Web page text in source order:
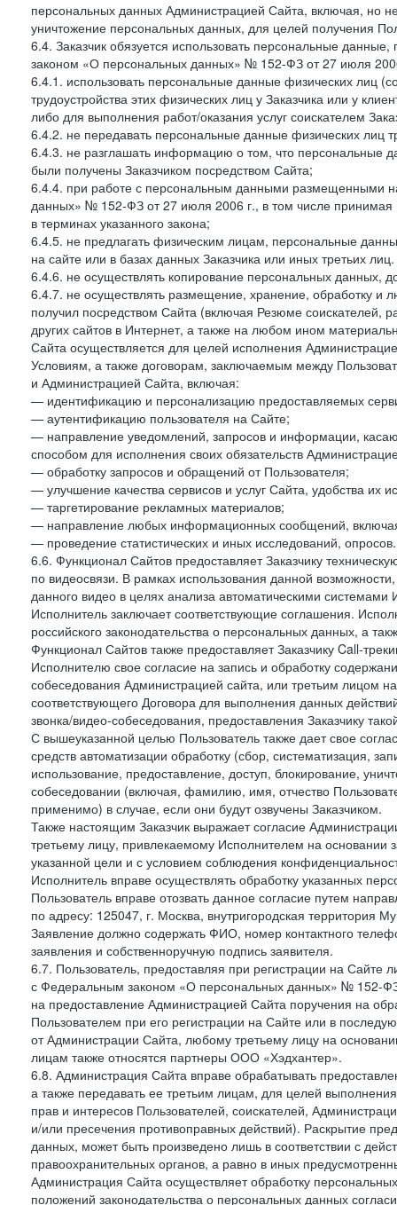
персональных данных Администрацией Сайта, включая, но
уничтожение персональных данных, для целей получения
6.4. Заказчик обязуется использовать персональные
законом «О персональных данных» № 152-ФЗ от 27 июля
6.4.1. использовать персональные данные физических лиц
трудоустройства этих физических лиц у Заказчика или у
либо для выполнения работ/оказания услуг соискателем
6.4.2. не передавать персональные данные физических лиц
6.4.3. не разглашать информацию о том, что персональные
были получены Заказчиком посредством Сайта;
6.4.4. при работе с персональным данными размещенными
данных» № 152-ФЗ от 27 июля 2006 г., в том числе принимая
в терминах указанного закона;
6.4.5. не предлагать физическим лицам, персональные
на сайте или в базах данных Заказчика или иных третьих лиц.
6.4.6. не осуществлять копирование персональных данных,
6.4.7. не осуществлять размещение, хранение, обработку и
получил посредством Сайта (включая Резюме
других сайтов в Интернет, а также на любом ином
Сайта осуществляется для целей исполнения
Условиям, а также договорам, заключаемым между
и Администрацией Сайта, включая:
— идентификацию и персонализацию предоставляемых
— аутентификацию пользователя на Сайте;
— направление уведомлений, запросов и информации,
способом для исполнения своих обязательств
— обработку запросов и обращений от Пользователя;
— улучшение качества сервисов и услуг Сайта, удобства их
— таргетирование рекламных материалов;
— направление любых информационных сообщений,
— проведение статистических и иных исследований, опросов.
6.6. Функционал Сайтов предоставляет Заказчику
по видеосвязи. В рамках использования данной
данного видео в целях анализа автоматическими
Исполнитель заключает соответствующие соглашения.
российского законодательства о персональных данных, а
Функционал Сайтов также предоставляет Заказчику Call-
Исполнителю свое согласие на запись и обработку
собеседования Администрацией сайта, или третьим лицом
соответствующего Договора для выполнения данных
звонка/видео-собеседования, предоставления Заказчику
С вышеуказанной целью Пользователь также дает свое
средств автоматизации обработку (сбор, систематизация,
использование, предоставление, доступ, блокирование,
собеседовании (включая, фамилию, имя, отчество
применимо) в случае, если они будут озвучены Заказчиком.
Также настоящим Заказчик выражает согласие
третьему лицу, привлекаемому Исполнителем на основании
указанной цели и с условием соблюдения
Исполнитель вправе осуществлять обработку указанных
Пользователь вправе отозвать данное согласие путем
по адресу: 125047, г. Москва, внутригородская территория
Заявление должно содержать ФИО, номер контактного
заявления и собственноручную подпись заявителя.
6.7. Пользователь, предоставляя при регистрации на
с Федеральным законом «О персональных данных» № 152-
на предоставление Администрацией Сайта поручения на
Пользователем при его регистрации на Сайте или в
от Администрации Сайта, любому третьему лицу на
лицам также относятся партнеры ООО «Хэдхантер».
6.8. Администрация Сайта вправе обрабатывать
а также передавать ее третьим лицам, для целей
прав и интересов Пользователей, соискателей,
и/или пресечения противоправных действий). Раскрытие
данных, может быть произведено лишь в соответствии с
правоохранительных органов, а равно в иных
Администрация Сайта осуществляет обработку
положений законодательства о персональных данных